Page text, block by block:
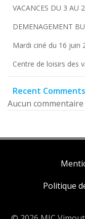
VACANCES DU 3 AU
DEMENAGEMENT
Mardi ciné du 16 juin
Centre de loisirs des
Recent Comments
Aucun
Politique